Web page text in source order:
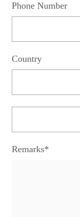
Phone Number
Country
Remarks*